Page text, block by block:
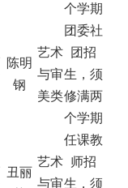
个学期
陈明
钢
艺术
与审
美类
团委社
团招
生，须
修满两
个学期
丑丽
艺术
与审
任课教
师招
生，须